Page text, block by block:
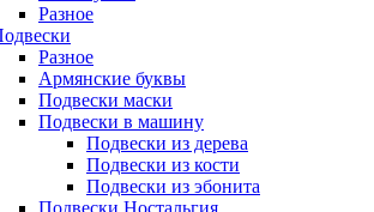
Разное
Разное
Армянские буквы
Подвески маски
Подвески в машину
Подвески из дерева
Подвески из кости
Подвески из эбонита
Подвески Ностальгия